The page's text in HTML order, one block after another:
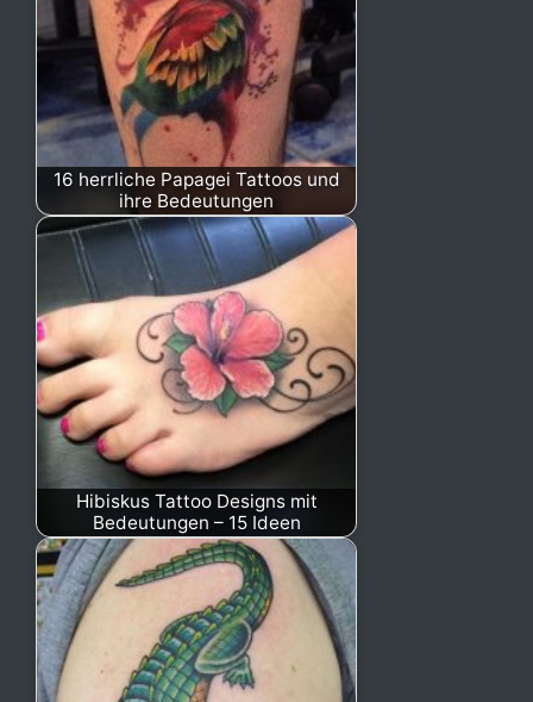
16 herrliche Papagei Tattoos und
ihre Bedeutungen
Hibiskus Tattoo Designs mit
Bedeutungen – 15 Ideen